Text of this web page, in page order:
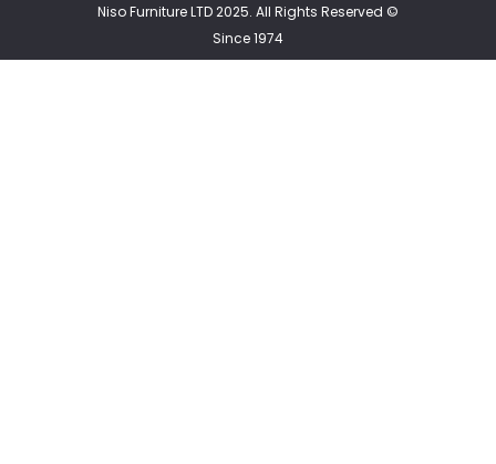
© Niso Furniture LTD 2025. All Rights Reserved
Since 1974